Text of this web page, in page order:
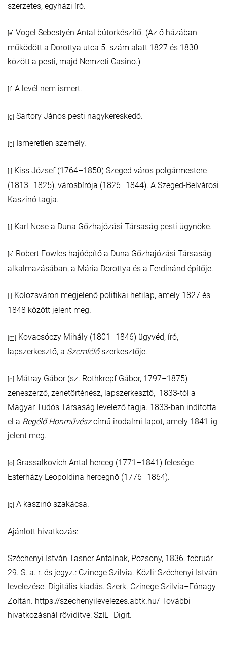
szerzetes, egyházi író.
[e] Vogel Sebestyén Antal bútorkészítő. (Az ő házában
működött a Dorottya utca 5. szám alatt 1827 és 1830
között a pesti, majd Nemzeti Casino.)
[f] A levél nem ismert.
[g] Sartory János pesti nagykereskedő.
[h] Ismeretlen személy.
[i]
Kiss József (1764–1850) Szeged város polgármestere
(1813–1825), városbírója (1826–1844). A Szeged-Belvárosi
Kaszinó tagja.
[j] Karl Nose a Duna Gőzhajózási Társaság pesti ügynöke.
[k] Robert Fowles hajóépítő a Duna Gőzhajózási Társaság
alkalmazásában, a Mária Dorottya és a Ferdinánd építője.
Kolozsváron megjelenő politikai hetilap, amely 1827 és
1848 között jelent meg.
[m]
Kovacsóczy Mihály (1801–1846) ügyvéd, író,
lapszerkesztő, a Szemlélőszerkesztője.
[n]
Mátray Gábor (sz. Rothkrepf Gábor, 1797–1875)
zeneszerző, zenetörténész, lapszerkesztő, 1833-tól a
Magyar Tudós Társaság levelező tagja. 1833-ban indította
el a Regélő Honművészcímű irodalmi lapot, amely 1841-ig
jelent meg.
[o] Grassalkovich Antal herceg (1771–1841) felesége
Esterházy Leopoldina hercegnő (1776–1864).
[p] A kaszinó szakácsa.
Ajánlott hivatkozás:
Széchenyi István Tasner Antalnak, Pozsony, 1836. február
29. S. a. r. és jegyz.: Czinege Szilvia. Közli: Széchenyi István
levelezése. Digitális kiadás. Szerk. Czinege Szilvia–Fónagy
Zoltán. https://szechenyilevelezes.abtk.hu/ További
hivatkozásnál rövidítve: SzIL–Digit.